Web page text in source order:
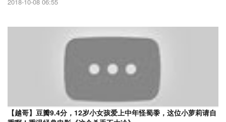
【越哥】豆瓣9.4分，12岁小女孩爱上中年怪蜀黍，这位小萝莉请自